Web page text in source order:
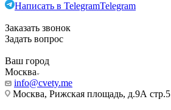
Написать в TelegramTelegram
Заказать звонок
Задать вопрос
Ваш город
Москва
info@cvety.me
Москва, Рижская площадь, д.9А стр.5